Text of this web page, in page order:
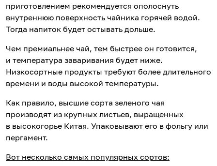
приготовлением рекомендуется ополоснуть
внутреннюю поверхность чайника горячей водой.
Тогда напиток будет остывать дольше.
Чем премиальнее чай, тем быстрее он готовится,
и температура заваривания будет ниже.
Низкосортные продукты требуют более длительного
времени и воды высокой температуры.
Как правило, высшие сорта зеленого чая
производят из крупных листьев, выращенных
в высокогорье Китая. Упаковывают его в фольгу или
пергамент.
Вот несколько самых популярных сортов: